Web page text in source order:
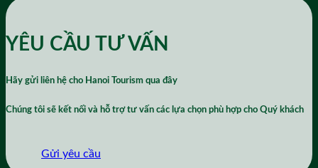
YÊU CẦU TƯ VẤN
Hãy gửi liên hệ cho Hanoi Tourism qua đây
Chúng tôi sẽ kết nối và hỗ trợ tư vấn các lựa chọn phù hợp cho Quý khách
Gửi yêu cầu